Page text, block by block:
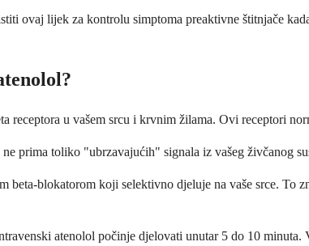
ovaj lijek za kontrolu simptoma preaktivne štitnjače
receptora u vašem srcu i krvnim žilama. Ovi receptori
prima toliko "ubrzavajućih" signala iz vašeg živčanog
beta-blokatorom koji selektivno djeluje na vaše srce. To
atenolol počinje djelovati unutar 5 do 10